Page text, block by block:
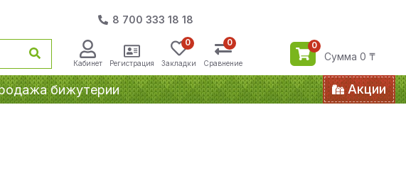
8 700 333 18 18
Кабинет Регистрация Закладки
0
Сравнение
0 0
Сумма 0 ₸
бижутерии Акции